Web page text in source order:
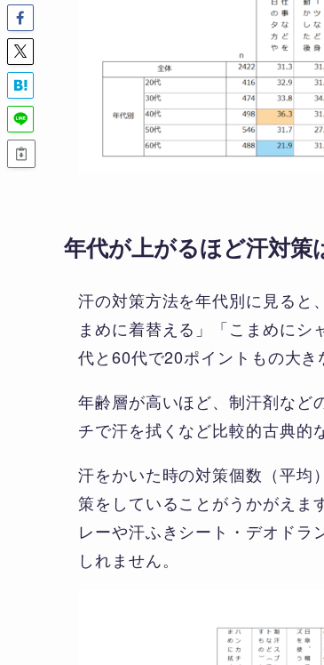
年代が上がるほど汗対策
汗の対策方法を年代別に見ると
まめに着替える」「こまめに
代と60代で20ポイントもの大き
年齢層が高いほど、制汗剤など
チで汗を拭くなど比較的古典的
汗をかいた時の対策個数（平均
策をしていることがうかがえま
レーや汗ふきシート・デオドラ
しれません。